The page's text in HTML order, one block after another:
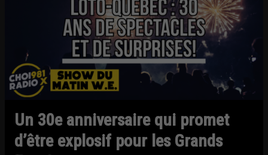
Un 30e anniversaire qui promet
d’être explosif pour les Grands